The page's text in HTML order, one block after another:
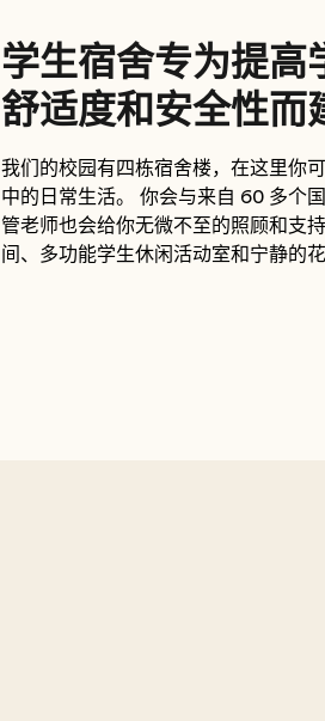
学生宿舍专为提高
舒适度和安全性而
我们的校园有四栋宿舍楼，在这里你
中的日常生活。 你会与来自 60 多个
管老师也会给你无微不至的照顾和支
间、多功能学生休闲活动室和宁静的花